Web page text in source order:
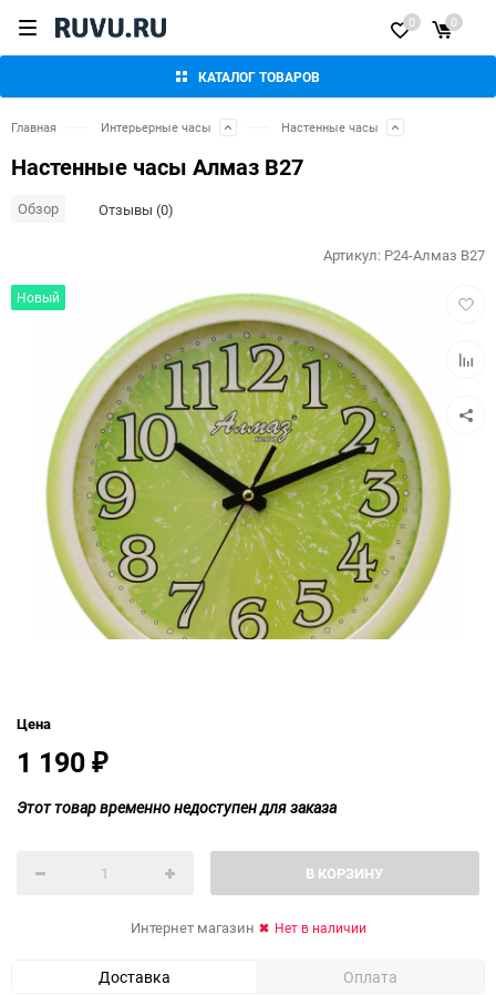
КАТАЛОГ ТОВАРОВ
0 0
Главная Интерьерные часы Настенные часы
Настенные часы Алмаз В27
Обзор Отзывы (0)
Новый
Артикул: P24-Алмаз В27
Цена
1 190 ₽
Этот товар временно недоступен для заказа
В КОРЗИНУ
Интернет магазин Нет в наличии
Доставка Оплата